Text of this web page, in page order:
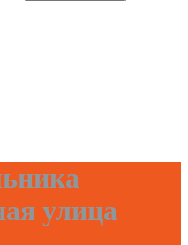
улица